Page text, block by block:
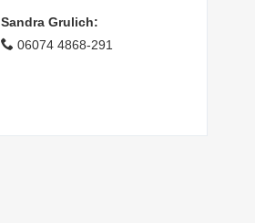
Sandra Grulich:
06074 4868-291